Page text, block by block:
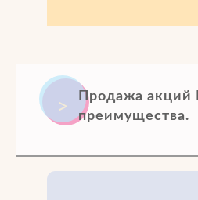
Продажа
преимущества.